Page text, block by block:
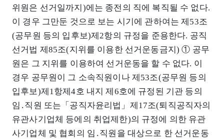
위원은 선거일까지)에는 종전의 직에 복직될 수 없다.
이 경우 그만둔 것으로 보는 시기에 관하여는 제53조
(공무원 등의 입후보)제2항의 규정을 준용한다. 공직
선거법 제85조(지위를 이용한 선거운동금지) ① 공무
원은 그 지위를 이용하여 선거운동을 할 수 없다. 이
경우 공무원이 그 소속직원이나 제53조(공무원 등의
입후보)제1항제4호 내지 제6호에 규정된 기관 등의
임․직원 또는「공직자윤리법」제17조(퇴직공직자의
유관사기업체 등에의 취업제한)의 규정에 의한 유관
사기업체 및 협회의 임․직원을 대상으로 한 선거운동